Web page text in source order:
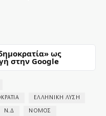
ως
στην Google
ΕΛΛΗΝΙΚΗ ΛΥΣΗ
Ν.Δ ΝΟΜΟΣ